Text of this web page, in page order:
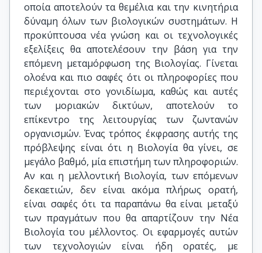
οποία αποτελούν τα θεμέλια και την κινητήρια
δύναμη όλων των βιολογικών συστημάτων. Η
προκύπτουσα νέα γνώση και οι τεχνολογικές
εξελίξεις θα αποτελέσουν την βάση για την
επόμενη μεταμόρφωση της Βιολογίας. Γίνεται
ολοένα και πιο σαφές ότι οι πληροφορίες που
περιέχονται στο γονιδίωμα, καθώς και αυτές
των μοριακών δικτύων, αποτελούν το
επίκεντρο της λειτουργίας των ζωντανών
οργανισμών. Ένας τρόπος έκφρασης αυτής της
πρόβλεψης είναι ότι η Βιολογία θα γίνει, σε
μεγάλο βαθμό, μία επιστήμη των πληροφοριών.
Αν και η μελλοντική Βιολογία, των επόμενων
δεκαετιών, δεν είναι ακόμα πλήρως ορατή,
είναι σαφές ότι τα παραπάνω θα είναι μεταξύ
των πραγμάτων που θα απαρτίζουν την Νέα
Βιολογία του μέλλοντος. Οι εφαρμογές αυτών
των τεχνολογιών είναι ήδη ορατές, με